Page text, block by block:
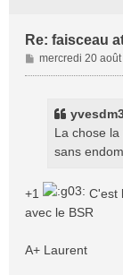
Re: faisceau
M
e
mercredi 20
La chose
sans
+1
C'est
avec le BSR
A+ Laurent